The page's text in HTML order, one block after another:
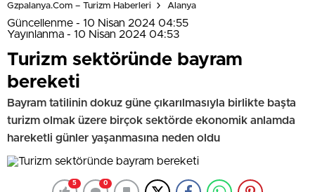
Gzpalanya.com – Turizm Haberleri Alanya
Güncellenme - 10 Nisan 2024 04:55
Yayınlanma - 10 Nisan 2024 04:53
Turizm sektöründe bayram
bereketi
Bayram tatilinin dokuz güne çıkarılmasıyla birlikte başta
turizm olmak üzere birçok sektörde ekonomik anlamda
hareketli günler yaşanmasına neden oldu
5 0